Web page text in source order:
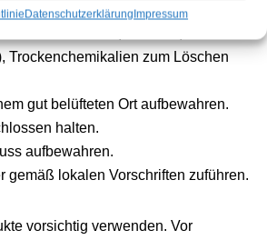
DatenschutzerklärungImpressum
herbeiführen.
Trockenchemikalien zum Löschen
gut belüfteten Ort aufbewahren.
halten.
aufbewahren.
gemäß lokalen Vorschriften zuführen.
vorsichtig verwenden. Vor